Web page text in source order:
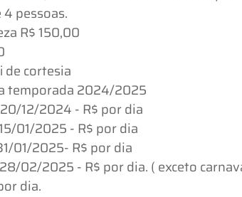
pessoas.
R$ 150,00
cortesia
temporada 2024/2025
12/2024 - R$ por dia
01/2025 - R$ por dia
01/2025- R$ por dia
02/2025 - R$ por dia. ( exceto
dia.